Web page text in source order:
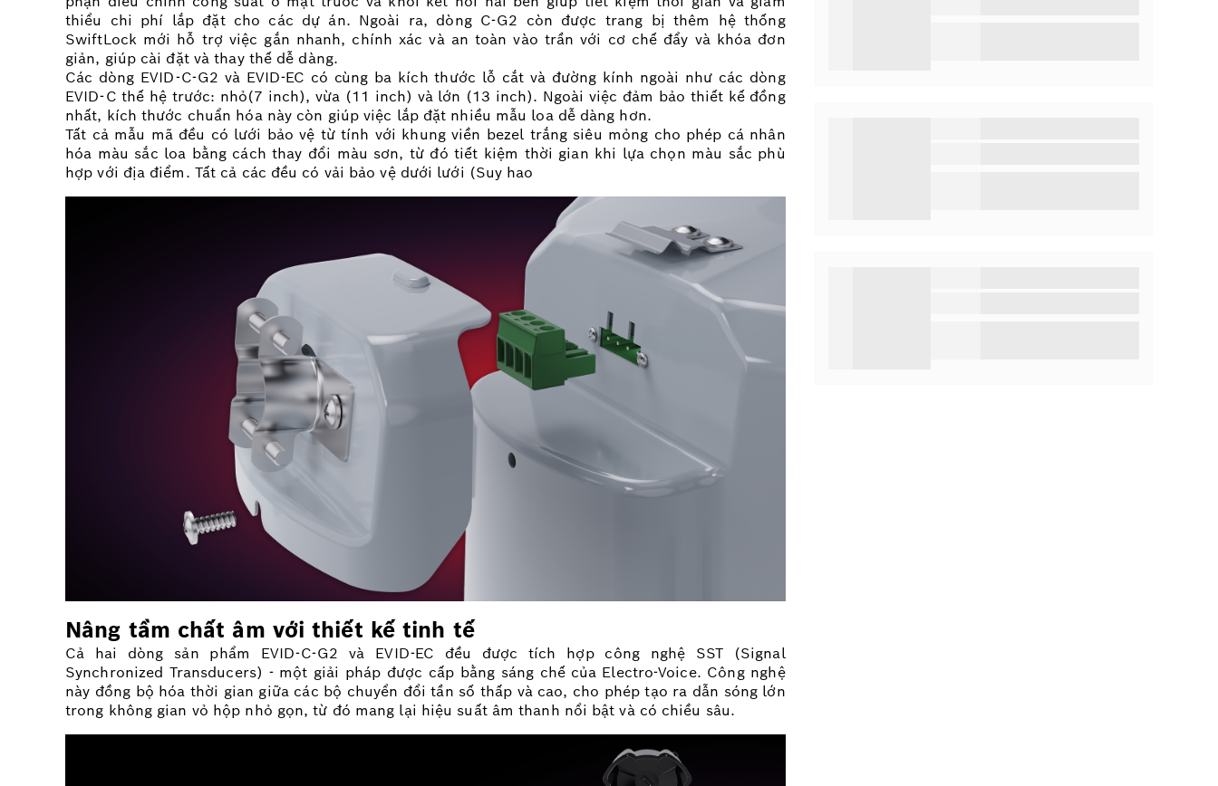
thiểu chi phí lắp đặt cho các dự án. Ngoài ra, dòng C-G2 còn được trang bị thêm hệ thống
SwiftLock mới hỗ trợ việc gắn nhanh, chính xác và an toàn vào trần với cơ chế đẩy và khóa đơn
giản, giúp cài đặt và thay thế dễ dàng.
Các dòng EVID-C-G2 và EVID-EC có cùng ba kích thước lỗ cắt và đường kính ngoài như các dòng
EVID-C thế hệ trước: nhỏ(7 inch), vừa (11 inch) và lớn (13 inch). Ngoài việc đảm bảo thiết kế đồng
nhất, kích thước chuẩn hóa này còn giúp việc lắp đặt nhiều mẫu loa dễ dàng hơn.
Tất cả mẫu mã đều có lưới bảo vệ từ tính với khung viền bezel trắng siêu mỏng cho phép cá nhân
hóa màu sắc loa bằng cách thay đổi màu sơn, từ đó tiết kiệm thời gian khi lựa chọn màu sắc phù
hợp với địa điểm. Tất cả các đều có vải bảo vệ dưới lưới (Suy hao
Nâng tầm chất âm với thiết kế tinh tế
Cả hai dòng sản phẩm EVID-C-G2 và EVID-EC đều được tích hợp công nghệ SST (Signal
Synchronized Transducers) - một giải pháp được cấp bằng sáng chế của Electro-Voice. Công nghệ
này đồng bộ hóa thời gian giữa các bộ chuyển đổi tần số thấp và cao, cho phép tạo ra dẫn sóng lớn
trong không gian vỏ hộp nhỏ gọn, từ đó mang lại hiệu suất âm thanh nổi bật và có chiều sâu.